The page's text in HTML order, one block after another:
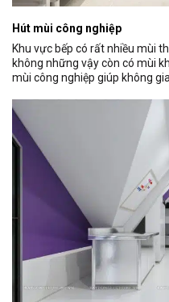
Hút mùi công nghiệp
Khu vực bếp có rất nhiều mùi
không những vậy còn có mùi
mùi công nghiệp giúp không